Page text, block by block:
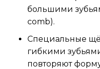
большими
comb).
Специальные
гибкими
повторяют